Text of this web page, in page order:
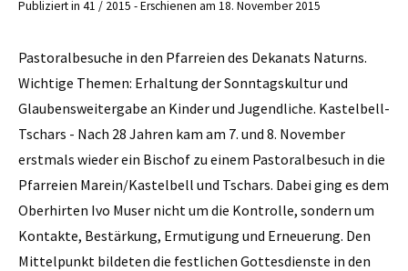
Publiziert in 41 / 2015 - Erschienen am 18. November 2015
Pastoralbesuche in den Pfarreien des Dekanats Naturns.
Wichtige Themen: Erhaltung der Sonntagskultur und
Glaubensweitergabe an Kinder und Jugendliche. Kastelbell-
Tschars - Nach 28 Jahren kam am 7. und 8. November
erstmals wieder ein Bischof zu einem Pastoralbesuch in die
Pfarreien Marein/Kastelbell und Tschars. Dabei ging es dem
Oberhirten Ivo Muser nicht um die Kontrolle, sondern um
Kontakte, Bestärkung, Ermutigung und Erneuerung. Den
Mittelpunkt bildeten die festlichen Gottesdienste in den